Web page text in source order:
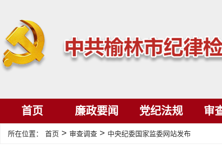
首页 廉政要闻 党纪法规 审
所在位置： 首页 > 审查调查 > 中央纪委国家监委网站发布